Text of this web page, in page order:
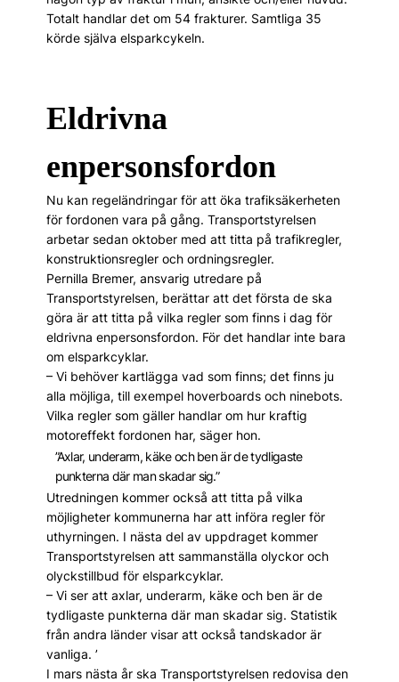
Totalt handlar det om 54 frakturer. Samtliga 35
körde själva elsparkcykeln.
Eldrivna
enpersonsfordon
Nu kan regeländringar för att öka trafiksäkerheten
för fordonen vara på gång. Transportstyrelsen
arbetar sedan oktober med att titta på trafikregler,
konstruktionsregler och ordningsregler.
Pernilla Bremer, ansvarig utredare på
Transportstyrelsen, berättar att det första de ska
göra är att titta på vilka regler som finns i dag för
eldrivna enpersonsfordon. För det handlar inte bara
om elsparkcyklar.
– Vi behöver kartlägga vad som finns; det finns ju
alla möjliga, till exempel hoverboards och ninebots.
Vilka regler som gäller handlar om hur kraftig
motoreffekt fordonen har, säger hon.
”Axlar, underarm, käke och ben är de tydligaste
punkterna där man skadar sig.”
Utredningen kommer ­också att titta på vilka
möjligheter kommunerna har att införa regler för
uthyrningen. I nästa del av uppdraget kommer
Transportstyrelsen att sammanställa olyckor och
olyckstillbud för elsparkcyklar.
– Vi ser att axlar, underarm, käke och ben är de
tydligaste punkterna där man skadar sig. Statistik
från andra länder visar att också tandskador är
vanliga. ’
I mars nästa år ska Transportstyrelsen redovisa den